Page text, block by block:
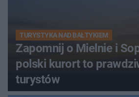
TURYSTYKA NAD BAŁTYKIEM
Zapomnij o Mielnie i
polski kurort to
turystów